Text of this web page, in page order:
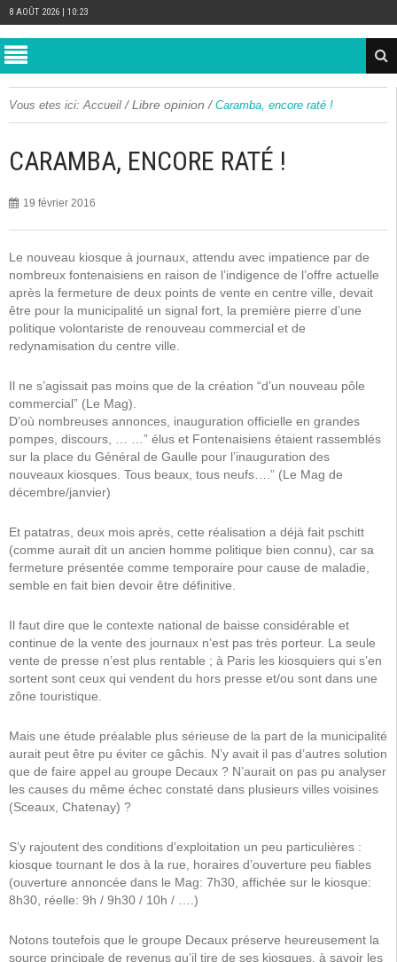
8 AOÛT 2026 | 10:23
Vous etes ici: Accueil /Libre opinion / Caramba, encore raté !
CARAMBA, ENCORE RATÉ !
19 février 2016
Le nouveau kiosque à journaux, attendu avec impatience par de
nombreux fontenaisiens en raison de l’indigence de l’offre actuelle
après la fermeture de deux points de vente en centre ville, devait
être pour la municipalité un signal fort, la première pierre d’une
politique volontariste de renouveau commercial et de
redynamisation du centre ville.
Il ne s’agissait pas moins que de la création “d’un nouveau pôle
commercial” (Le Mag).
D’où nombreuses annonces, inauguration officielle en grandes
pompes, discours, … …” élus et Fontenaisiens étaient rassemblés
sur la place du Général de Gaulle pour l’inauguration des
nouveaux kiosques. Tous beaux, tous neufs….” (Le Mag de
décembre/janvier)
Et patatras, deux mois après, cette réalisation a déjà fait pschitt
(comme aurait dit un ancien homme politique bien connu), car sa
fermeture présentée comme temporaire pour cause de maladie,
semble en fait bien devoir être définitive.
Il faut dire que le contexte national de baisse considérable et
continue de la vente des journaux n’est pas très porteur. La seule
vente de presse n’est plus rentable ; à Paris les kiosquiers qui s’en
sortent sont ceux qui vendent du hors presse et/ou sont dans une
zône touristique.
Mais une étude préalable plus sérieuse de la part de la municipalité
aurait peut être pu éviter ce gâchis. N’y avait il pas d’autres solution
que de faire appel au groupe Decaux ? N’aurait on pas pu analyser
les causes du même échec constaté dans plusieurs villes voisines
(Sceaux, Chatenay) ?
S’y rajoutent des conditions d’exploitation un peu particulières :
kiosque tournant le dos à la rue, horaires d’ouverture peu fiables
(ouverture annoncée dans le Mag: 7h30, affichée sur le kiosque:
8h30, réelle: 9h / 9h30 / 10h / ….)
Notons toutefois que le groupe Decaux préserve heureusement la
source principale de revenus qu’il tire de ses kiosques, à savoir les